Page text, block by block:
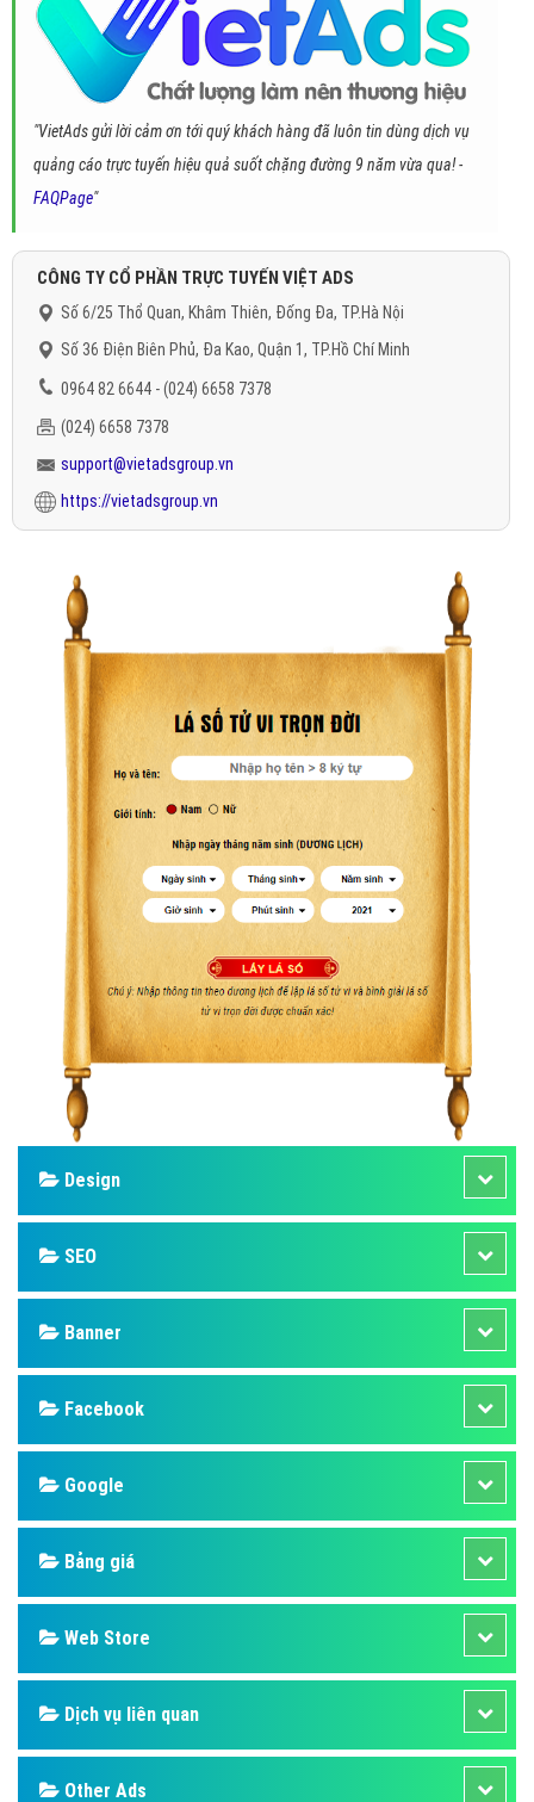
"VietAds gửi lời cảm ơn tới quý khách hàng đã luôn tin dùng dịch vụ
quảng cáo trực tuyến hiệu quả suốt chặng đường 9 năm vừa qua! -
FAQPage"
CÔNG TY CỔ PHẦN TRỰC TUYẾN VIỆT ADS
Số 6/25 Thổ Quan, Khâm Thiên, Đống Đa, TP.Hà Nội
Số 36 Điện Biên Phủ, Đa Kao, Quận 1, TP.Hồ Chí Minh
0964 82 6644 - (024) 6658 7378
(024) 6658 7378
support@vietadsgroup.vn
https://vietadsgroup.vn
Design
SEO
Banner
Facebook
Google
Bảng giá
Web Store
Dịch vụ liên quan
Other Ads